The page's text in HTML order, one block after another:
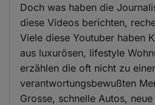
Doch was haben die
diese Videos berichten,
Viele diese Youtuber haben
aus luxurösen, lifestyle
erzählen die oft nicht zu
verantwortungsbewußten
Grosse, schnelle Autos, neue